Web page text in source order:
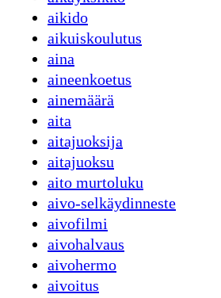
aikido
aikuiskoulutus
aina
aineenkoetus
ainemäärä
aita
aitajuoksija
aitajuoksu
aito murtoluku
aivo-selkäydinneste
aivofilmi
aivohalvaus
aivohermo
aivoitus